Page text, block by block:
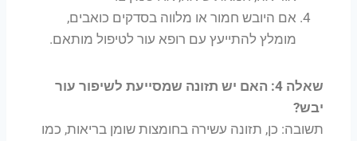
אם היובש חמור או מלווה בסדקים כואבים,
מומלץ להתייעץ עם רופא עור לטיפול מותאם.
שאלה 4: האם יש תזונה שמסייעת לשיפור עור
יבש?
תשובה: כן, תזונה עשירה בחומצות שומן בריאות, כמו